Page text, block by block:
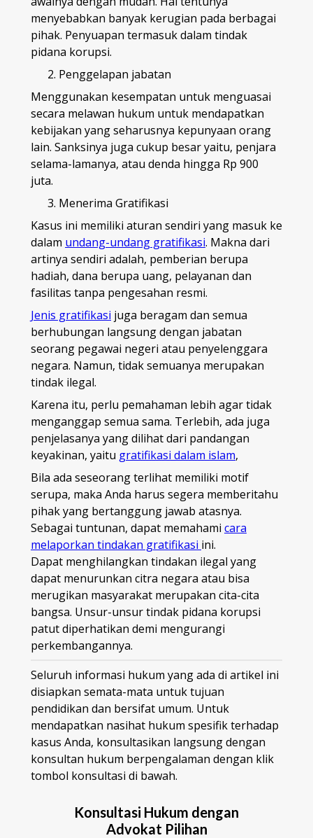
menyebabkan banyak kerugian pada berbagai
pihak. Penyuapan termasuk dalam tindak
pidana korupsi.
Penggelapan jabatan
Menggunakan kesempatan untuk menguasai
secara melawan hukum untuk mendapatkan
kebijakan yang seharusnya kepunyaan orang
lain. Sanksinya juga cukup besar yaitu, penjara
selama-lamanya, atau denda hingga Rp 900
juta.
Menerima Gratifikasi
Kasus ini memiliki aturan sendiri yang masuk ke
dalam undang-undang gratifikasi. Makna dari
artinya sendiri adalah, pemberian berupa
hadiah, dana berupa uang, pelayanan dan
fasilitas tanpa pengesahan resmi.
Jenis gratifikasi juga beragam dan semua
berhubungan langsung dengan jabatan
seorang pegawai negeri atau penyelenggara
negara. Namun, tidak semuanya merupakan
tindak ilegal.
Karena itu, perlu pemahaman lebih agar tidak
menganggap semua sama. Terlebih, ada juga
penjelasanya yang dilihat dari pandangan
keyakinan, yaitu gratifikasi dalam islam,
Bila ada seseorang terlihat memiliki motif
serupa, maka Anda harus segera memberitahu
pihak yang bertanggung jawab atasnya.
Sebagai tuntunan, dapat memahami cara
melaporkan tindakan gratifikasi ini.
Dapat menghilangkan tindakan ilegal yang
dapat menurunkan citra negara atau bisa
merugikan masyarakat merupakan cita-cita
bangsa. Unsur-unsur tindak pidana korupsi
patut diperhatikan demi mengurangi
perkembangannya.
Seluruh informasi hukum yang ada di artikel ini
disiapkan semata-mata untuk tujuan
pendidikan dan bersifat umum. Untuk
mendapatkan nasihat hukum spesifik terhadap
kasus Anda, konsultasikan langsung dengan
konsultan hukum berpengalaman dengan klik
tombol konsultasi di bawah.
Konsultasi Hukum dengan
Advokat Pilihan